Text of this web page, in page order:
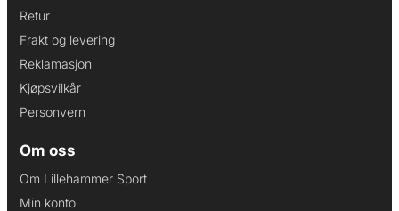
Retur
Frakt og levering
Reklamasjon
Kjøpsvilkår
Personvern
Om oss
Om Lillehammer Sport
Min konto